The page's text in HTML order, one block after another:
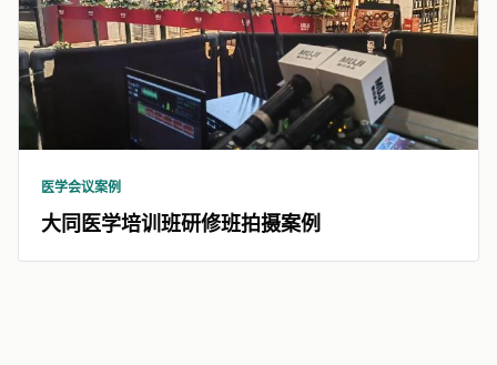
医学会议案例
大同医学培训班研修班拍摄案例